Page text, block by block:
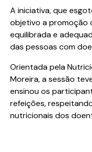
A iniciativa, que
objetivo a promoção
equilibrada e
das pessoas com
Orientada pela
Moreira, a sessão
ensinou os
refeições,
nutricionais dos